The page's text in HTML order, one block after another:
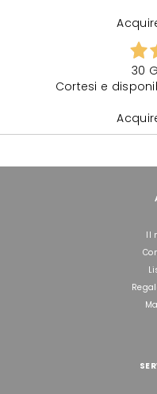
30
Cortesi e
Il